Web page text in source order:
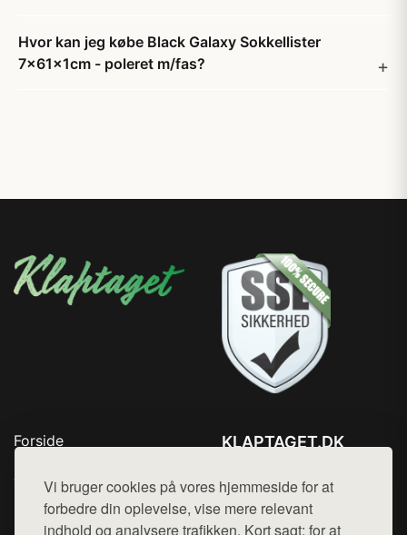
Vi bruger cookies på vores hjemmeside for at
forbedre din oplevelse, vise mere relevant
indhold og analysere trafikken. Kort sagt: for at
Hvor kan jeg købe Black Galaxy Sokkellister
7x61x1cm - poleret m/fas?
Forside
Top Rabatter
Blog
Kontakt
KLAPTAGET.DK
Mail: hej@want.dk